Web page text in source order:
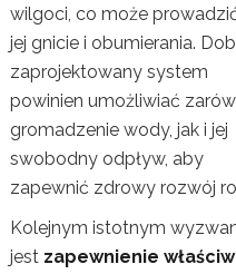
wilgoci, co może
jej gnicie i obumierania.
zaprojektowany system
powinien umożliwiać
gromadzenie wody, jak i jej
swobodny odpływ, aby
zapewnić zdrowy rozwój
Kolejnym istotnym
jest zapewnienie